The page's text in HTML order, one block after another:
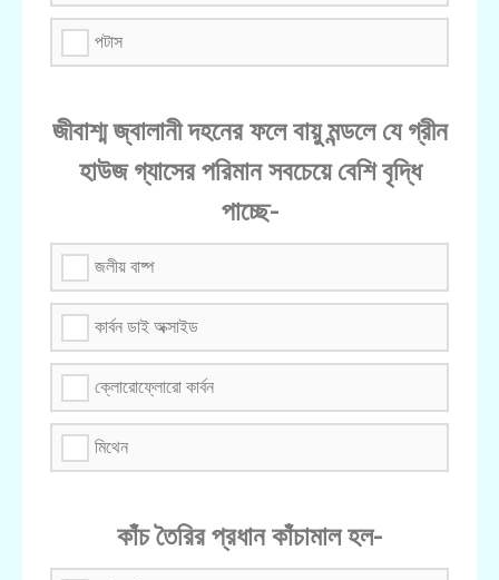
পটাস
জীবাশ্ম জ্বালানী দহনের ফলে বায়ু মন্ডলে যে গ্রীন
হাউজ গ্যাসের পরিমান সবচেয়ে বেশি বৃদ্ধি
পাচ্ছে-
জলীয় বাষ্প
কার্বন ডাই অক্সাইড
ক্লোরোফ্লোরো কার্বন
মিথেন
কাঁচ তৈরির প্রধান কাঁচামাল হল-